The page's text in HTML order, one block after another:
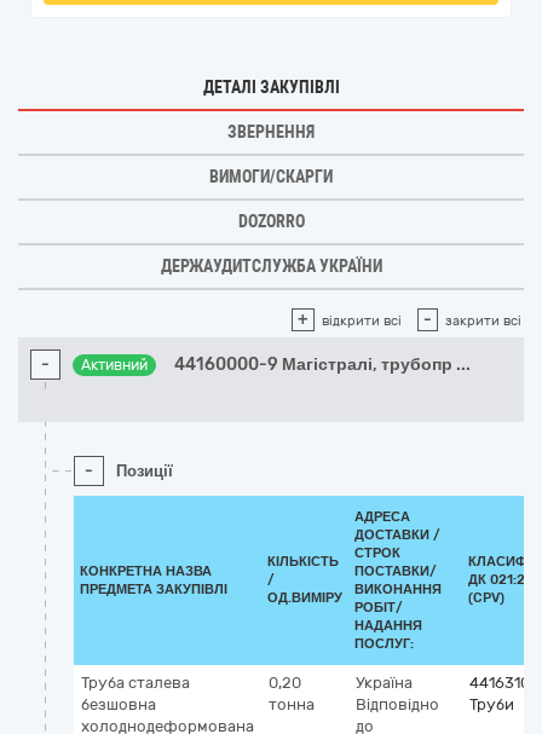
ДЕТАЛІ ЗАКУПІВЛІ
ЗВЕРНЕННЯ
ВИМОГИ/СКАРГИ
DOZORRO
ДЕРЖАУДИТСЛУЖБА УКРАЇНИ
+ відкрити всі - закрити всі
- Активний 44160000-9 Магістралі, трубопр ...
- Позиції
КОНКРЕТНА НАЗВА
ПРЕДМЕТА ЗАКУПІВЛІ
КІЛЬКІСТЬ
/
ОД.ВИМІРУ
АДРЕСА
ДОСТАВКИ /
СТРОК
ПОСТАВКИ/
ВИКОНАННЯ
РОБІТ/
НАДАННЯ
ПОСЛУГ:
ДК
(CPV)
Труба сталева
безшовна
холоднодеформована
0,20
тонна
Україна
Відповідно
до
Труби